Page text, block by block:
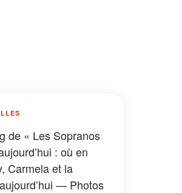
de « Les Sopranos
: où en
Carmela et la
— Photos